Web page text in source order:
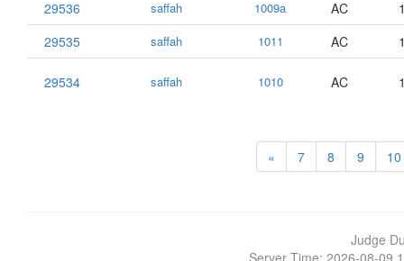
29536 saffah 1009a AC
29535
saffah 1011 AC
29534 saffah 1010 AC
« 7 8 9 10
Judge
Server Time: 2026-08-09